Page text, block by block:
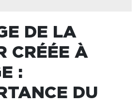
DE LA
CRÉÉE À
:
DU